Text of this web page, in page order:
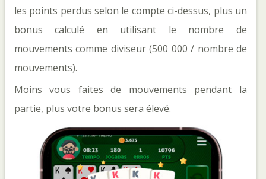
les points perdus selon le compte ci-dessus, plus un
bonus calculé en utilisant le nombre de
mouvements comme diviseur (500 000 / nombre de
mouvements).
Moins vous faites de mouvements pendant la
partie, plus votre bonus sera élevé.